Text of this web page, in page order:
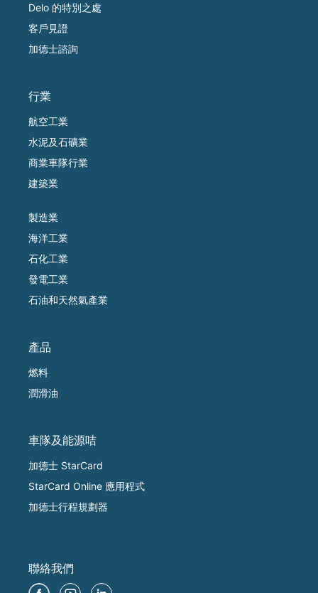
Delo 的特別之處
客戶見證
加德士諮詢
行業
航空工業
水泥及石礦業
商業車隊行業
建築業
製造業
海洋工業
石化工業
發電工業
石油和天然氣產業
產品
燃料
潤滑油
車隊及能源咭
加德士 StarCard
StarCard Online 應用程式
加德士行程規劃器
聯絡我們